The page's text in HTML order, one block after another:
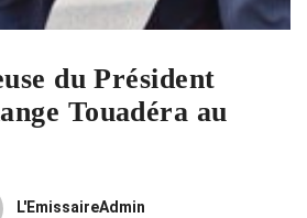
du Président
Touadéra au
L'EmissaireAdmin